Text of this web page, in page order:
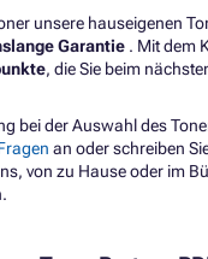
unsere hauseigenen
Garantie . Mit dem
, die Sie beim
bei der Auswahl des
an oder schreiben
von zu Hause oder im